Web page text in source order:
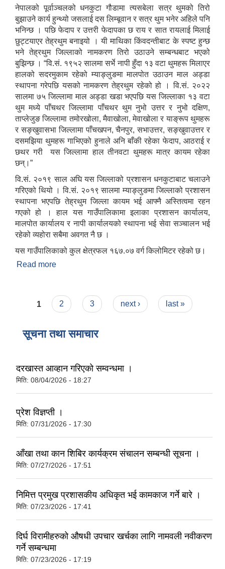
नेपालको पूर्वाञ्चलको धनकुटा गौडामा त्यसबेला सत्र थुमको तिरो
बुझाउने कार्य हुन्थ्यो जसलाई दस लिम्बूवान र सत्र थुम भनेर अहिले पनि
भनिन्छ । पछि फेदाप र उत्तरी फेदापका छ राय र सात रायलाई मिलाई
छुट्टयाएर तेह्रथुम बनाइयो । यी माथिका किंवदन्तीबाट के स्पष्ट हुन्छ
भने तेह्रथुम जिल्लाको नामकरण तिरो उठाउने सम्बन्धबाट भएको
बुझिन्छ । “वि.सं. १९५२ सालमा सर्भे नापी हुँदा १३ वटा थुमहरू मिलाएर
हालको सदरमुकाम रहेको म्याङ्लुङमा मालपोत उठाउन माल अड्डा
स्थापना गरेपछि यसको नामकरण तेह्रथुम रहेको हो । वि.सं. २०२२
सालमा ७५ जिल्लामा माल अड्डा खडा भएपछि यस जिल्लाका १३ वटा
थुम मध्ये पाँचथर जिल्लामा पाँचथर थुम नुभो उत्तर र नुभो दक्षिण,
ताप्लेजुङ जिल्लामा तमोरखोला, मैवाखोला, मेवाखोला र याङ्रूप थुमहरू
र सङ्खुवासभा जिल्लामा पाँचखपन, चैनपुर, सभाउत्तर, सङ्खुवाउत्तर र
दसमझिया थुमहरू गाभिएको हुनाले अनि बाँकी रहेका फेदाप, आठराई र
छथर गरी यस जिल्लामा हाल तीनवटा थुमहरू मात्र कायम रहेका
छन्।”
वि.सं. २०१९ साल अघि यस जिल्लाको प्रशासन धनकुटाबाट चलाउने
गरिएको थियो । वि.सं. २०१९ सालमा म्याङ्लुङमा जिल्लाको प्रशासन
स्थापना भएपछि तेह्रथुम जिल्ला कायम भई आफ्नै अस्तित्वमा रहन
गएको हो । हाल यस गाउँपालिकामा इलाका प्रशासन कार्यालय,
मालपोत कार्यालय र नापी कार्यालयको स्थापना भई सेवा सञ्चालन भई
रहेको व्यहोरा सबैमा अवगत नै छ ।
यस गाउँपालिकाको कुल क्षेत्रफल १६७.०७ वर्ग किलोमिटर रहेको छ।
Read more
Pages
1 2 3 next › last »
सूचना तथा समाचार
दरखास्त आव्हान गरिएको सम्वन्धमा ।
मिति: 08/04/2026 - 18:27
प्रेश विज्ञप्ती ।
मिति: 07/31/2026 - 17:30
आँखा तथा कान शिबिर कार्यक्रम संचालन सम्बन्धी सूचना ।
मिति: 07/27/2026 - 17:51
निमित्त प्रमुख प्रशासकीय अधिकृत भई कामकाज गर्ने बारे ।
मिति: 07/23/2026 - 17:41
दिर्घ विरामीहरुको औषधी उपचार खर्चका लागि नामवली नवीकरण
गर्ने सम्बन्धमा
मिति: 07/23/2026 - 17:19